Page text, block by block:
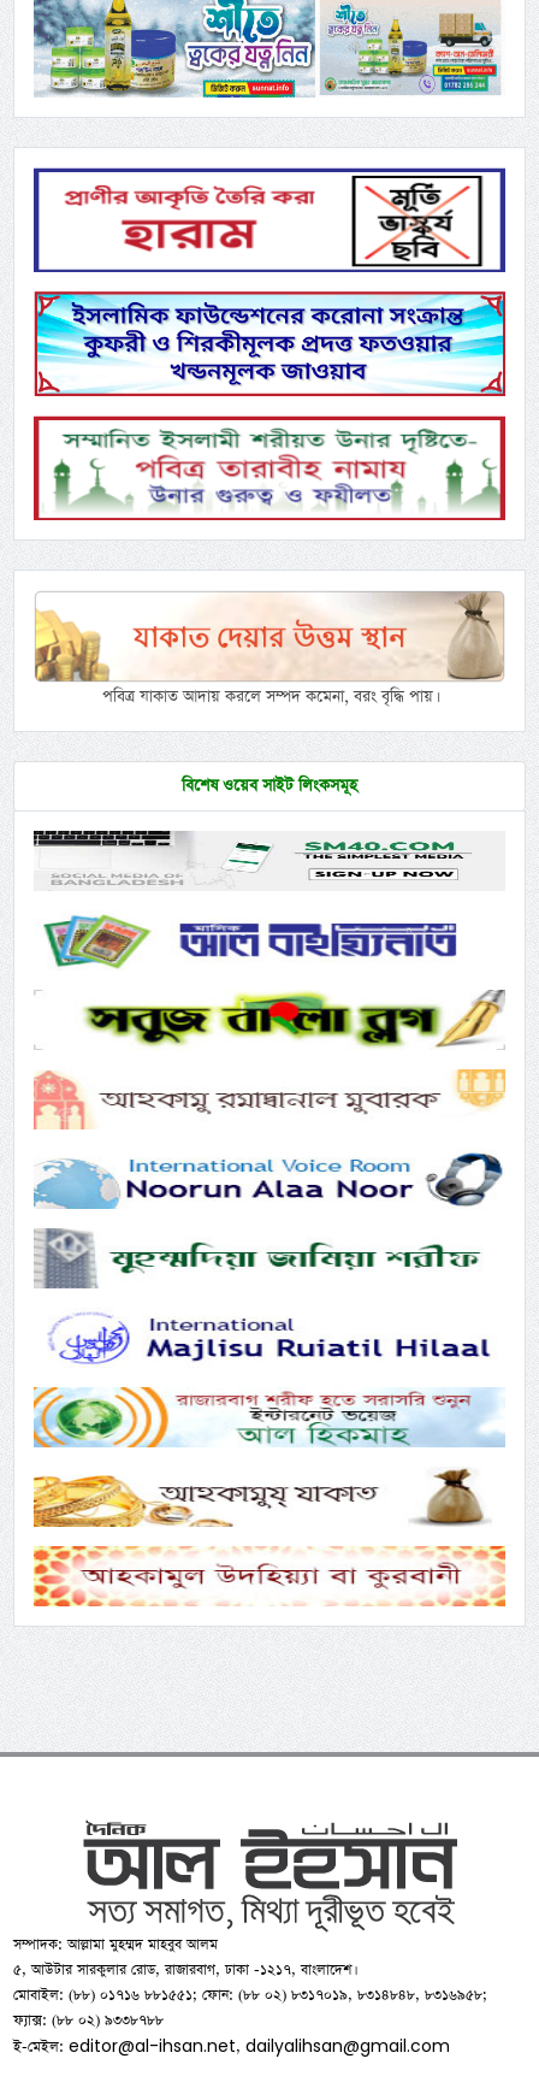
পবিত্র যাকাত আদায় করলে সম্পদ কমেনা, বরং বৃদ্ধি পায়।
বিশেষ ওয়েব সাইট লিংকসমূহ
সম্পাদক: আল্লামা মুহম্মদ মাহবুব আলম
৫, আউটার সারকুলার রোড, রাজারবাগ, ঢাকা -১২১৭, বাংলাদেশ।
মোবাইল: (৮৮) ০১৭১৬ ৮৮১৫৫১; ফোন: (৮৮ ০২) ৮৩১৭০১৯, ৮৩১৪৮৪৮, ৮৩১৬৯৫৮;
ফ্যাক্স: (৮৮ ০২) ৯৩৩৮৭৮৮
ই-মেইল:editor@al-ihsan.net,dailyalihsan@gmail.com